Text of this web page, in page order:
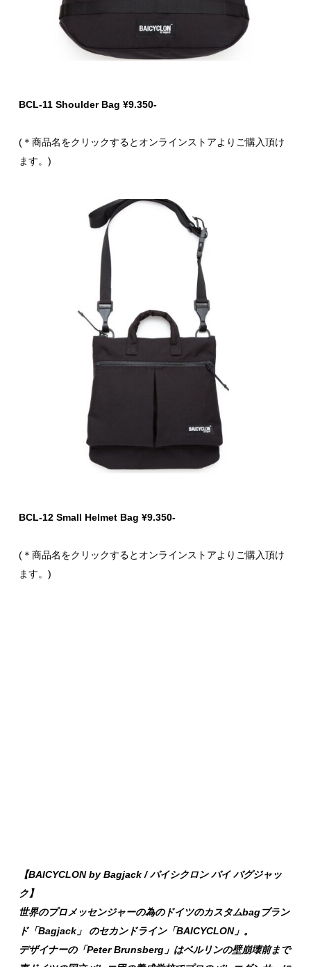
BCL-11 Shoulder Bag ¥9.350-
(＊商品名をクリックするとオンラインストアよりご購入頂け
ます。)
BCL-12 Small Helmet Bag ¥9.350-
(＊商品名をクリックするとオンラインストアよりご購入頂け
ます。)
【BAICYCLON by Bagjack / バイシクロン バイ バグジャッ
ク】
世界のプロメッセンジャーの為のドイツのカスタムbagブラン
ド「Bagjack」 のセカンドライン「BAICYCLON」。
デザイナーの「Peter Brunsberg」はベルリンの壁崩壊前まで